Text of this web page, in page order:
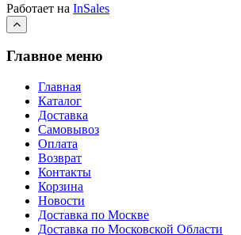
Работает на InSales
Главное меню
Главная
Каталог
Доставка
Самовывоз
Оплата
Возврат
Контакты
Корзина
Новости
Доставка по Москве
Доставка по Московской Области